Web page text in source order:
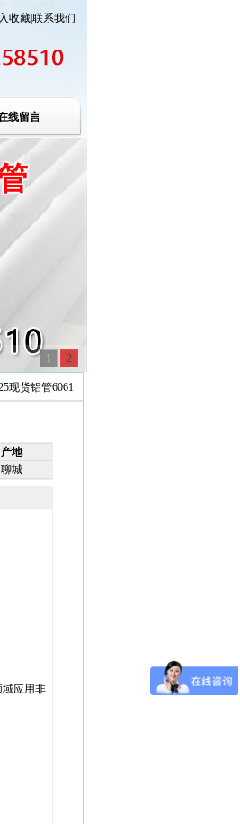
收藏联系我们
线留言
1 2
现货铝管6061
产地
聊城
域应用非